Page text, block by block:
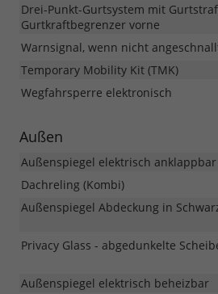
Drei-Punkt-Gurtsystem mit
Gurtkraftbegrenzer vorne
Warnsignal, wenn nicht
Temporary Mobility Kit (TMK)
Wegfahrsperre elektronisch
Außen
Außenspiegel elektrisch anklappbar
Dachreling (Kombi)
Außenspiegel Abdeckung in
Privacy Glass - abgedunkelte
Außenspiegel elektrisch beheizbar